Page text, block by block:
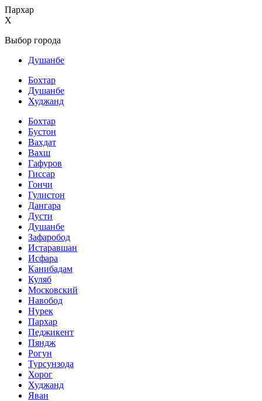
Пархар
X
Выбор города
Душанбе
Бохтар
Душанбе
Худжанд
Бохтар
Бустон
Вахдат
Вахш
Гафуров
Гиссар
Гончи
Гулистон
Дангара
Дусти
Душанбе
Зафаробод
Истаравшан
Исфара
Канибадам
Куляб
Московский
Навобод
Нурек
Пархар
Педжикент
Пяндж
Рогун
Турсунзода
Хорог
Худжанд
Яван